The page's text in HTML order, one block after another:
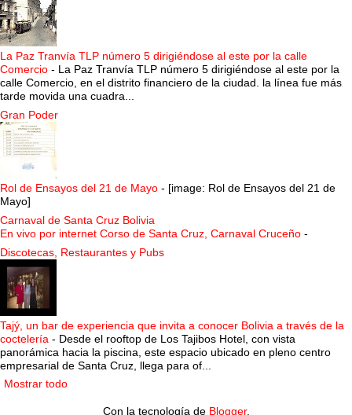
La Paz Tranvía TLP número 5 dirigiéndose al este por la calle
Comercio - La Paz Tranvía TLP número 5 dirigiéndose al este por la
calle Comercio, en el distrito financiero de la ciudad. la línea fue más
tarde movida una cuadra...
Gran Poder
Rol de Ensayos del 21 de Mayo - [image: Rol de Ensayos del 21 de
Mayo]
Carnaval de Santa Cruz Bolivia
En vivo por internet Corso de Santa Cruz, Carnaval Cruceño -
Discotecas, Restaurantes y Pubs
Tajý, un bar de experiencia que invita a conocer Bolivia a través de la
coctelería - Desde el rooftop de Los Tajibos Hotel, con vista
panorámica hacia la piscina, este espacio ubicado en pleno centro
empresarial de Santa Cruz, llega para of...
Mostrar todo
Con la tecnología de Blogger.